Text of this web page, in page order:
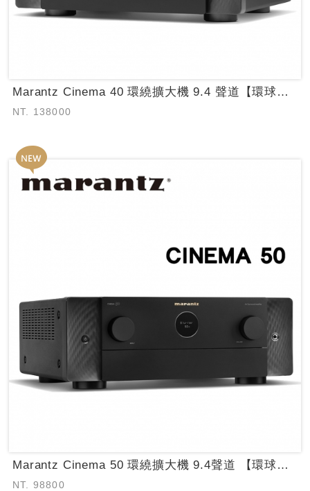
Marantz Cinema 40 環繞擴大機 9.4 聲道【環球知音公司貨保固...
NT. 138000
Marantz Cinema 50 環繞擴大機 9.4聲道 【環球知音公司貨保固...
NT. 98800